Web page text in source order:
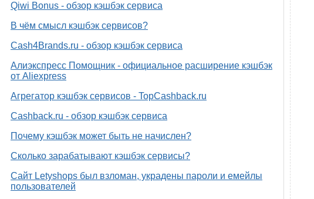
Qiwi Bonus - обзор кэшбэк сервиса
В чём смысл кэшбэк сервисов?
Cash4Brands.ru - обзор кэшбэк сервиса
Алиэкспресс Помощник - официальное расширение кэшбэк
от Aliexpress
Агрегатор кэшбэк сервисов - TopCashback.ru
Cashback.ru - обзор кэшбэк сервиса
Почему кэшбэк может быть не начислен?
Сколько зарабатывают кэшбэк сервисы?
Сайт Letyshops был взломан, украдены пароли и емейлы
пользователей